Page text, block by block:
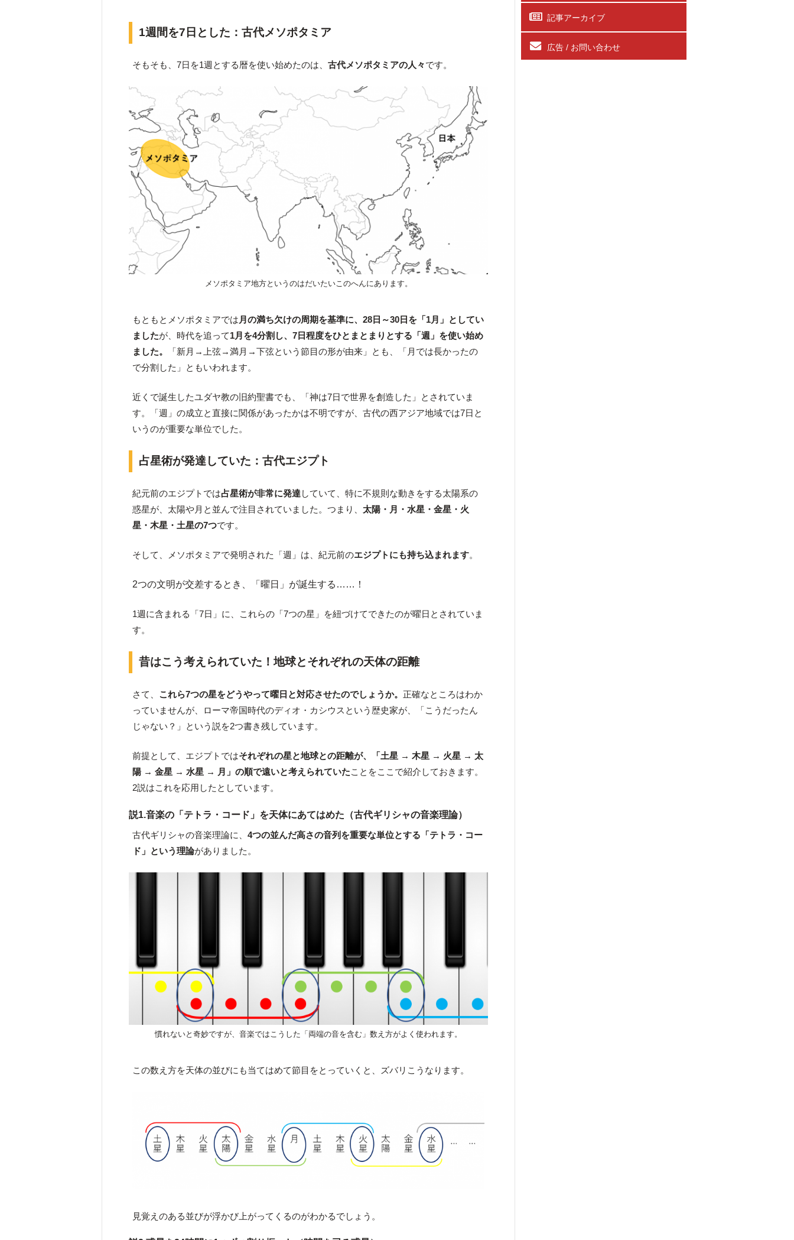
1週間を7日とした：古代メソポタミア
そもそも、7日を1週とする暦を使い始めたのは、古代メソポタミアの人々です。
メソポタミア地方というのはだいたいこのへんにあります。
もともとメソポタミアでは 月の満ち欠けの周期を基準に、28日～30日を「1月」としてい
ましたが、時代を追って1月を4分割し、7日程度をひとまとまりとする「週」を使い始め
ました。
「新月→上弦→満月→下弦という節目の形が由来」とも、「月では長かったの
で分割した」ともいわれます。
近くで誕生したユダヤ教の旧約聖書でも、「神は7日で世界を創造した」とされていま
す。「週」の成立と直接に関係があったかは不明ですが、古代の西アジア地域では7日と
いうのが重要な単位でした。
占星術が発達していた：古代エジプト
紀元前のエジプトでは占星術が非常に発達していて、特に不規則な動きをする太陽系の
惑星が、太陽や月と並んで注目されていました。つまり、 太陽・月・水星・金星・火
星・木星・土星の7つです。
そして、メソポタミアで発明された「週」は、紀元前のエジプトにも持ち込まれます。
2つの文明が交差するとき、「曜日」が誕生する……！
1週に含まれる「7日」に、これらの「7つの星」を紐づけてできたのが曜日とされていま
す。
昔はこう考えられていた！地球とそれぞれの天体の距離
さて、 これら7つの星をどうやって曜日と対応させたのでしょうか。 正確なところはわか
っていませんが、ローマ帝国時代のディオ・カシウスという歴史家が、「こうだったん
じゃない？」という説を2つ書き残しています。
前提として、エジプトではそれぞれの星と地球との距離が、「土星 → 木星 → 火星 → 太
陽 → 金星 → 水星 → 月」の順で遠いと考えられていたことをここで紹介しておきます。
2説はこれを応用したとしています。
説1.音楽の「テトラ・コード」を天体にあてはめた（古代ギリシャの音楽理論）
古代ギリシャの音楽理論に、4つの並んだ高さの音列を重要な単位とする「テトラ・コー
ド」という理論がありました。
慣れないと奇妙ですが、音楽ではこうした「両端の音を含む」数え方がよく使われます。
この数え方を天体の並びにも当てはめて節目をとっていくと、ズバリこうなります。
見覚えのある並びが浮かび上がってくるのがわかるでしょう。
記事アーカイブ
広告 / お問い合わせ